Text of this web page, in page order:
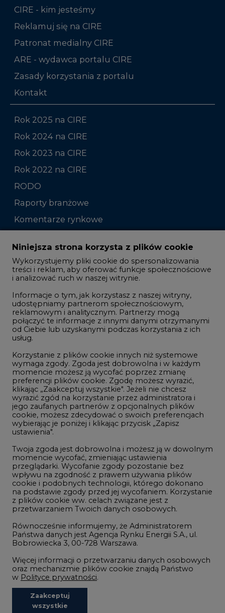
CIRE - kim jesteśmy
Reklamuj się na CIRE
Patronat medialny CIRE
ARE - wydawca portalu CIRE
Zasady korzystania z portalu
Kontakt
Rok 2025 na CIRE
Rok 2024 na CIRE
Rok 2023 na CIRE
Rok 2022 na CIRE
RODO
Raporty branżowe
Komentarze rynkowe
Zmiany kadrowe na rynku
Studio CIRE
Rozmowy o energetyce
Gospodarka
Geopolityka
LTE450
Innowacje i AI
Telekomunikacja i IT
Handel emisjami CO2
Wodór
Górnictwo
Atom
Fotowoltaika
Offshore wind
Zielone samorządy
Zielona gospodarka
©2002- 2021 - 2026
Niniejsza strona korzysta z plików cookie
Wykorzystujemy pliki cookie do spersonalizowania
treści i reklam, aby oferować funkcje społecznościowe
i analizować ruch w naszej witrynie.
Informacje o tym, jak korzystasz z naszej witryny,
udostępniamy partnerom społecznościowym,
reklamowym i analitycznym. Partnerzy mogą
połączyć te informacje z innymi danymi otrzymanymi
od Ciebie lub uzyskanymi podczas korzystania z ich
usług.
Korzystanie z plików cookie innych niż systemowe
wymaga zgody. Zgoda jest dobrowolna i w każdym
momencie możesz ją wycofać poprzez zmianę
preferencji plików cookie. Zgodę możesz wyrazić,
klikając „Zaakceptuj wszystkie". Jeżeli nie chcesz
wyrazić zgód na korzystanie przez administratora i
jego zaufanych partnerów z opcjonalnych plików
cookie, możesz zdecydować o swoich preferencjach
wybierając je poniżej i klikając przycisk „Zapisz
ustawienia".
Twoja zgoda jest dobrowolna i możesz ją w dowolnym
momencie wycofać, zmieniając ustawienia
przeglądarki. Wycofanie zgody pozostanie bez
wpływu na zgodność z prawem używania plików
cookie i podobnych technologii, którego dokonano
na podstawie zgody przed jej wycofaniem. Korzystanie
z plików cookie ww. celach związane jest z
przetwarzaniem Twoich danych osobowych.
Równocześnie informujemy, że Administratorem
Państwa danych jest Agencja Rynku Energii S.A., ul.
Bobrowiecka 3, 00-728 Warszawa.
Więcej informacji o przetwarzaniu danych osobowych
oraz mechanizmie plików cookie znajdą Państwo
w Polityce prywatności.
Zaakceptuj
wszystkie